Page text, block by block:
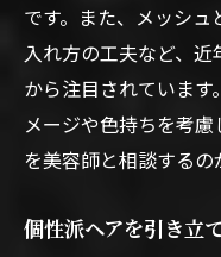
美容室メッ
き出す
似合う美容
意点
美容室メッ
です。また、メッシ
入れ方の工夫など、
から注目されていま
メージや色持ちを考
を美容師と相談するの
個性派ヘアを引き立